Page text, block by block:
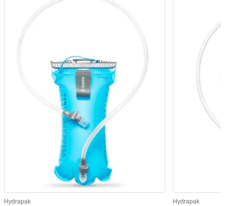
Hydrapak Hydrapak